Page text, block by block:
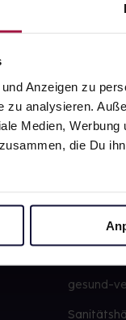
Anzeigen zu
zu analysieren.
Medien,
die Du
Über uns
gesund-